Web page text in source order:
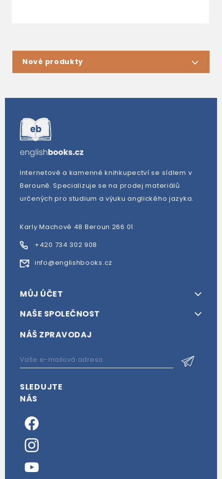
Nové produkty
Internetové a kamenné knihkupectví se sídlem v
Berouně. Specializuje se na prodej materiálů
určených pro studium a výuku anglického jazyka.
Karly Machové 48 Beroun 266 01
+420 734 302 908
info@englishbooks.cz
MŮJ ÚČET
NAŠE SPOLEČNOST
NÁŠ ZPRAVODAJ
SLEDUJTE
NÁS